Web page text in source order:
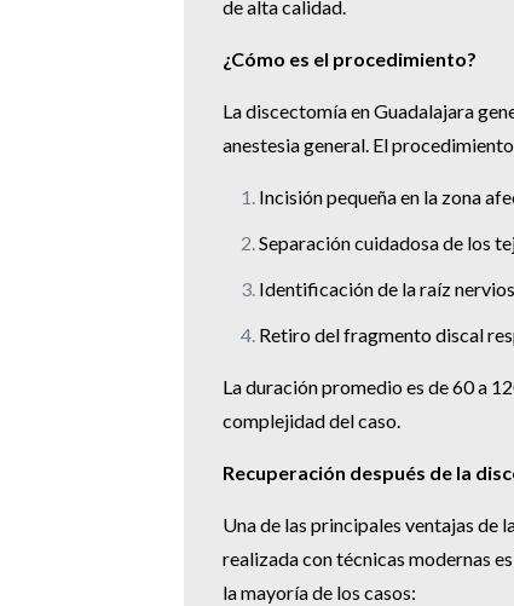
de alta calidad.
¿Cómo es el procedimiento?
La discectomía en Guadalajara
anestesia general. El
Incisión pequeña en la zona
Separación cuidadosa de los
Identificación de la raíz
Retiro del fragmento discal
La duración promedio es de 60 a
complejidad del caso.
Recuperación después de la
Una de las principales ventajas de
realizada con técnicas modernas
la mayoría de los casos: